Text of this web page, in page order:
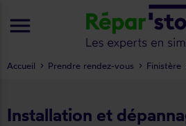
Installation et
Accueil Prendre rendez-vous Finistère
menu